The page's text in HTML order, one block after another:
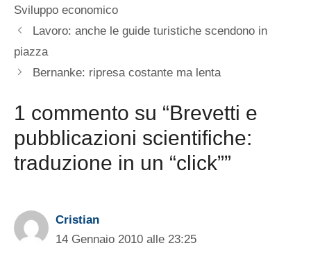
Sviluppo economico
Lavoro: anche le guide turistiche scendono in
piazza
Bernanke: ripresa costante ma lenta
1 commento su “Brevetti e
pubblicazioni scientifiche:
traduzione in un “click””
Cristian
14 Gennaio 2010 alle 23:25